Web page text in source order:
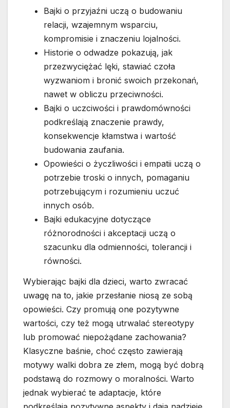
Bajki o przyjaźni uczą o budowaniu
relacji, wzajemnym wsparciu,
kompromisie i znaczeniu lojalności.
Historie o odwadze pokazują, jak
przezwyciężać lęki, stawiać czoła
wyzwaniom i bronić swoich przekonań,
nawet w obliczu przeciwności.
Bajki o uczciwości i prawdomówności
podkreślają znaczenie prawdy,
konsekwencje kłamstwa i wartość
budowania zaufania.
Opowieści o życzliwości i empatii uczą o
potrzebie troski o innych, pomaganiu
potrzebującym i rozumieniu uczuć
innych osób.
Bajki edukacyjne dotyczące
różnorodności i akceptacji uczą o
szacunku dla odmienności, tolerancji i
równości.
Wybierając bajki dla dzieci, warto zwracać
uwagę na to, jakie przesłanie niosą ze sobą
opowieści. Czy promują one pozytywne
wartości, czy też mogą utrwalać stereotypy
lub promować niepożądane zachowania?
Klasyczne baśnie, choć często zawierają
motywy walki dobra ze złem, mogą być dobrą
podstawą do rozmowy o moralności. Warto
jednak wybierać te adaptacje, które